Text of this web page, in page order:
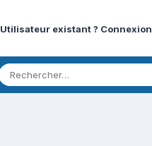
Utilisateur existant ? Connexion